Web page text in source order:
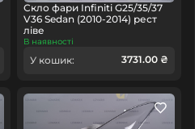
Скло фари Infiniti G25/35/37
V36 Sedan (2010-2014) рест
ліве
В наявності
У кошик: 3731.00 ₴